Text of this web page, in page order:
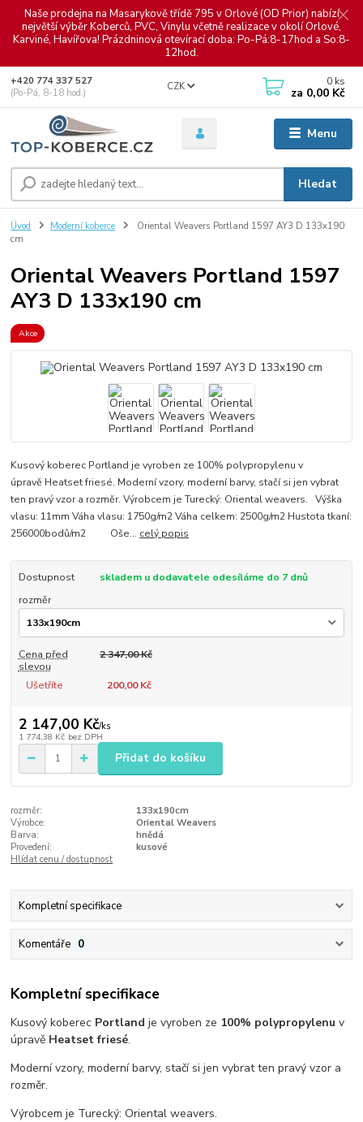
Naše prodejna na Masarykově třídě 795 v Orlové (OD Prior) nabízí
největší výběr Koberců, PVC, Vinylu včetně realizace v okolí Orlové,
Karviné, Havířova! Prázdninová otevírací doba: Po-Pá:8-17hod a So:8-
12hod.
Menu
CZK
Hledat
+420 774 337 527
(Po-Pá, 8-18 hod.)
0 ks
za 0,00 Kč
Úvod Moderní koberce
Oriental Weavers Portland 1597 AY3 D 133x190
cm
Oriental Weavers Portland 1597
AY3 D 133x190 cm
Akce
Kusový koberec Portland je vyroben ze 100% polypropylenu v
úpravě Heatset friesé. Moderní vzory, moderní barvy, stačí si jen vybrat
ten pravý vzor a rozměr. Výrobcem je Turecký: Oriental weavers. Výška
vlasu: 11mm Váha vlasu: 1750g/m2 Váha celkem: 2500g/m2 Hustota tkaní:
256000bodů/m2 Oše... celý popis
Dostupnost
skladem u dodavatele odesíláme do 7 dnů
rozměr
Cena před
slevou
2 347,00 Kč
Ušetříte 200,00 Kč
2 147,00 Kč/ks
1 774,38 Kč bez DPH
Přidat do košíku
rozměr:
133x190cm
Výrobce:
Oriental Weavers
Barva:
hnědá
Provedení:
kusové
Hlídat cenu / dostupnost
Kompletní specifikace
Komentáře 0
Kompletní specifikace
Kusový koberec Portland je vyroben ze 100% polypropylenu v
úpravě Heatset friesé.
Moderní vzory, moderní barvy, stačí si jen vybrat ten pravý vzor a
rozměr.
Výrobcem je Turecký: Oriental weavers.